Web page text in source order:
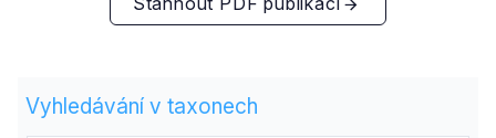
Vyhledávání v taxonech